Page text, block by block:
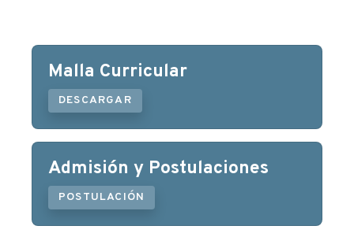
Malla Curricular
DESCARGAR
Admisión y Postulaciones
POSTULACIÓN